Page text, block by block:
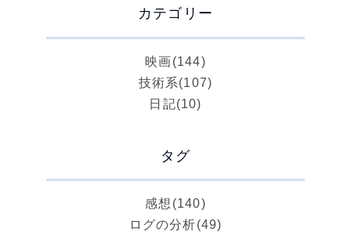
カテゴリー
映画(144)
技術系(107)
日記(10)
タグ
感想 (140)
ログの分析(49)